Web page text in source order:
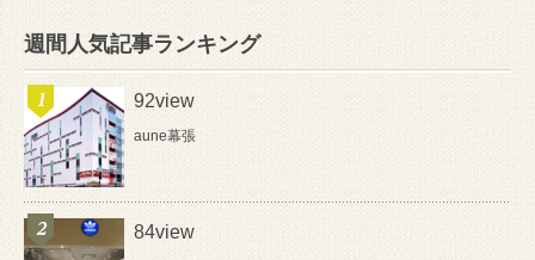
週間人気記事ランキング
92view
aune幕張
84view